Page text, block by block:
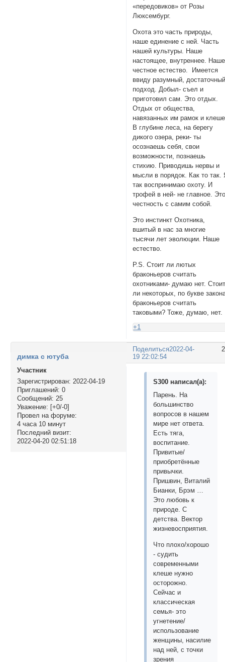
«передовиков» от Розы
Люксембург.
Охота это часть природы,
наше единение с ней. Часть
нашей культуры. Наше
настоящее, внутреннее. Наше
честное естество. Имеется
ввиду разумный,
подход. Добыл- съел и
приготовил сам. Это отдых.
Отдых от общества,
навязанных им рамок и
В глубине леса, на берегу
дикого озера, реки- ты
осознаешь себя, свои
возможности, познаешь
стихию. Приводишь нервы и
мысли в порядок. Как то так.
так воспринимаю охоту. И
трофей в ней- не главное.
честность с самим собой.
Это инстинкт Охотника,
вшитый в нас за многие
тысячи лет эволюции. Наше
естество.
P.S. Стоит ли лютых
браконьеров считать
охотниками- думаю нет.
ли некоторых, по букве
браконьеров считать
таковыми? Тоже, думаю, нет.
+1
Поделиться2022-04-
19 22:02:54
димка с ютуба
Участник
Зарегистрирован: 2022-04-19
Приглашений: 0
Сообщений: 25
Уважение: [+0/-0]
Провел на форуме:
4 часа 10 минут
Последний визит:
2022-04-20 02:51:18
S300 написал(а):
Парень. На
большинство
вопросов в нашем
мире нет ответа.
Есть тяга,
воспитание.
Привитые/
приобретённые
привычки.
Пришвин, Виталий
Бианки, Брэм …
Это любовь к
природе. С
детства. Вектор
жизневосприятия.
Что плохо/хорошо
- судить
современными
клеше нужно
осторожно.
Сейчас и
классическая
семья- это
угнетение/
использование
женщины, насилие
над ней, с точки
зрения